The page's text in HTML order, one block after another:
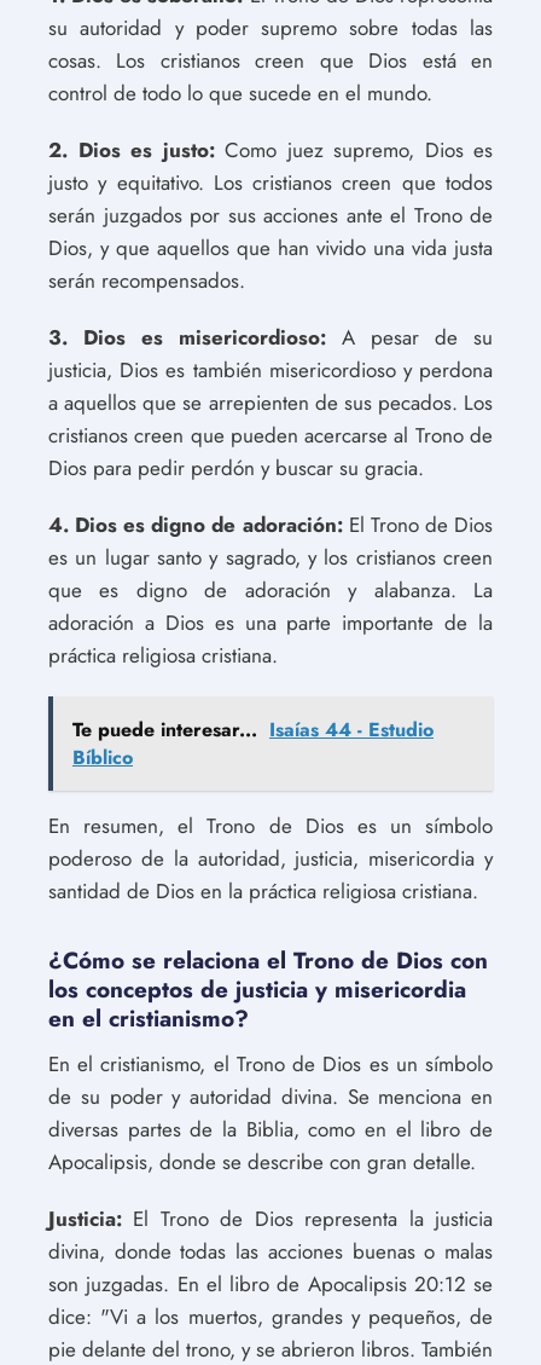
su autoridad y poder supremo sobre todas las
cosas. Los cristianos creen que Dios está en
control de todo lo que sucede en el mundo.
2. Dios es justo:Como juez supremo, Dios es
justo y equitativo. Los cristianos creen que todos
serán juzgados por sus acciones ante el Trono de
Dios, y que aquellos que han vivido una vida justa
serán recompensados.
3. Dios es misericordioso: A pesar de su
justicia, Dios es también misericordioso y perdona
a aquellos que se arrepienten de sus pecados. Los
cristianos creen que pueden acercarse al Trono de
Dios para pedir perdón y buscar su gracia.
4. Dios es digno de adoración:El Trono de Dios
es un lugar santo y sagrado, y los cristianos creen
que es digno de adoración y alabanza. La
adoración a Dios es una parte importante de la
práctica religiosa cristiana.
Te puede interesar... Isaías 44 - Estudio
Bíblico
En resumen, el Trono de Dios es un símbolo
poderoso de la autoridad, justicia, misericordia y
santidad de Dios en la práctica religiosa cristiana.
¿Cómo se relaciona el Trono de Dios con
los conceptos de justicia y misericordia
en el cristianismo?
En el cristianismo, el Trono de Dios es un símbolo
de su poder y autoridad divina. Se menciona en
diversas partes de la Biblia, como en el libro de
Apocalipsis, donde se describe con gran detalle.
Justicia: El Trono de Dios representa la justicia
divina, donde todas las acciones buenas o malas
son juzgadas. En el libro de Apocalipsis 20:12 se
dice: "Vi a los muertos, grandes y pequeños, de
pie delante del trono, y se abrieron libros. También